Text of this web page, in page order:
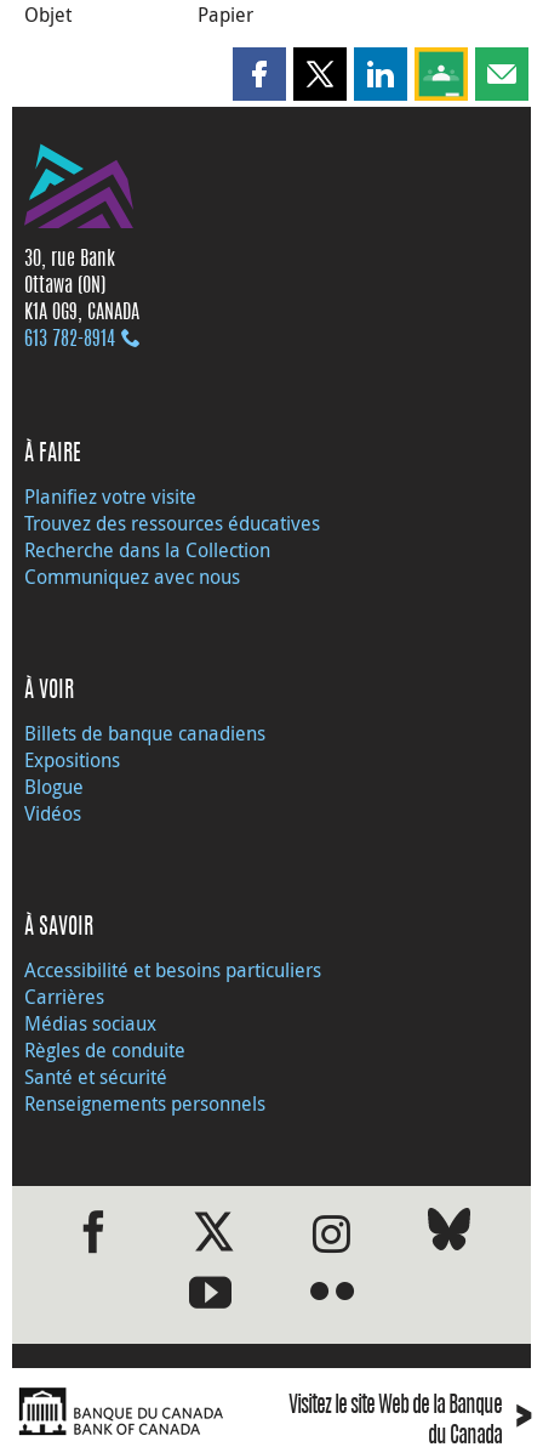
Objet Papier
Partager cette page sur
Partager cette page sur X
Partager cette
Partagez
30, rue Bank
Ottawa (ON)
K1A 0G9, CANADA
613 782‑8914
À FAIRE
Planifiez votre visite
Trouvez des ressources éducatives
Recherche dans la Collection
Communiquez avec nous
À VOIR
Billets de banque canadiens
Expositions
Blogue
Vidéos
À SAVOIR
Accessibilité et besoins particuliers
Carrières
Médias sociaux
Règles de conduite
Santé et sécurité
Renseignements personnels
●●
Visitez le site Web de la Banque
du Canada
›